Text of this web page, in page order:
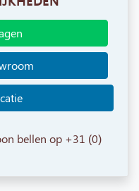
bellen op +31 (0)